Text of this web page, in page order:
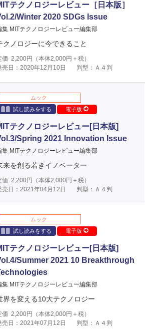
テクノロジーレビュー［日本版］
Winter 2020 SDGs Issue
集 MITテクノロジーレビュー編集部
クノロジーに今できること
価 2,200円（本体2,000円＋税）
売日：2020年12月10日
判型：Ａ４判
ムック
試し読みをする
電子版
テクノロジーレビュー[日本版]
Spring 2021 Innovation Issue
集 MITテクノロジーレビュー編集部
来を創る若きイノベーター
価 2,200円（本体2,000円＋税）
売日：2021年04月12日
判型：Ａ４判
ムック
試し読みをする
電子版
テクノロジーレビュー[日本版]
Summer 2021 10 Breakthrough
集 MITテクノロジーレビュー編集部
界を変える10大テクノロジー
価 2,200円（本体2,000円＋税）
売日：2021年07月12日
判型：Ａ４判